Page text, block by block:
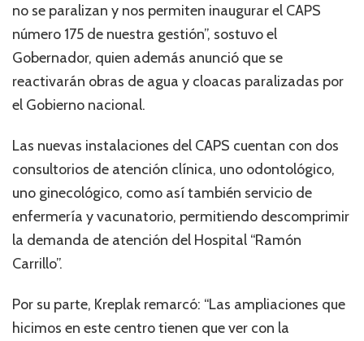
no se paralizan y nos permiten inaugurar el CAPS
número 175 de nuestra gestión”, sostuvo el
Gobernador, quien además anunció que se
reactivarán obras de agua y cloacas paralizadas por
el Gobierno nacional.
Las nuevas instalaciones del CAPS cuentan con dos
consultorios de atención clínica, uno odontológico,
uno ginecológico, como así también servicio de
enfermería y vacunatorio, permitiendo descomprimir
la demanda de atención del Hospital “Ramón
Carrillo”.
Por su parte, Kreplak remarcó: “Las ampliaciones que
hicimos en este centro tienen que ver con la